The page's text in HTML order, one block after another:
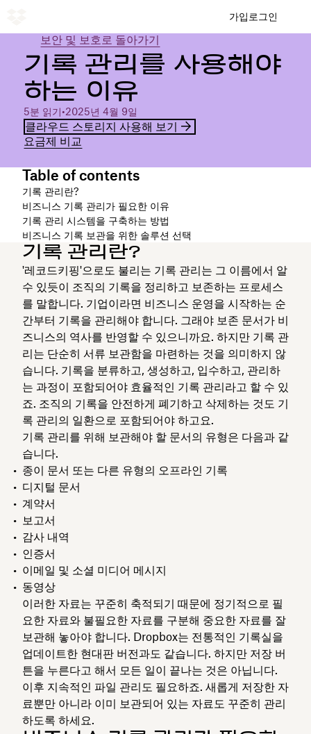
가입 로그인
보안 및 보호로 돌아가기
기록 관리를 사용해야
하는 이유
5분 읽기•2025년 4월 9일
클라우드 스토리지 사용해 보기
요금제 비교
Table of contents
기록 관리란?
비즈니스 기록 관리가 필요한 이유
기록 관리 시스템을 구축하는 방법
비즈니스 기록 보관을 위한 솔루션 선택
기록 관리란?
'레코드키핑'으로도 불리는 기록 관리는 그 이름에서 알
수 있듯이 조직의 기록을 정리하고 보존하는 프로세스
를 말합니다. 기업이라면 비즈니스 운영을 시작하는 순
간부터 기록을 관리해야 합니다. 그래야 보존 문서가 비
즈니스의 역사를 반영할 수 있으니까요. 하지만 기록 관
리는 단순히 서류 보관함을 마련하는 것을 의미하지 않
습니다. 기록을 분류하고, 생성하고, 입수하고, 관리하
는 과정이 포함되어야 효율적인 기록 관리라고 할 수 있
죠. 조직의 기록을 안전하게 폐기하고 삭제하는 것도 기
록 관리의 일환으로 포함되어야 하고요.
기록 관리를 위해 보관해야 할 문서의 유형은 다음과 같
습니다.
종이 문서 또는 다른 유형의 오프라인 기록
디지털 문서
계약서
보고서
감사 내역
인증서
이메일 및 소셜 미디어 메시지
동영상
이러한 자료는 꾸준히 축적되기 때문에 정기적으로 필
요한 자료와 불필요한 자료를 구분해 중요한 자료를 잘
보관해 놓아야 합니다. Dropbox는 전통적인 기록실을
업데이트한 현대판 버전과도 같습니다. 하지만 저장 버
튼을 누른다고 해서 모든 일이 끝나는 것은 아닙니다.
이후 지속적인 파일 관리도 필요하죠. 새롭게 저장한 자
료뿐만 아니라 이미 보관되어 있는 자료도 꾸준히 관리
하도록 하세요.